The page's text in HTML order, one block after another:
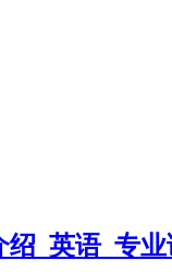
_英语_专